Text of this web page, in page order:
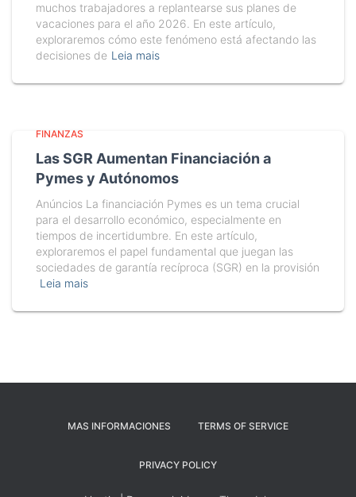
muchos trabajadores a replantearse sus planes de
vacaciones para el año 2026. En este artículo,
exploraremos cómo este fenómeno está afectando las
decisiones de Leia mais
FINANZAS
Las SGR Aumentan Financiación a
Pymes y Autónomos
Anúncios La financiación Pymes es un tema crucial
para el desarrollo económico, especialmente en
tiempos de incertidumbre. En este artículo,
exploraremos el papel fundamental que juegan las
sociedades de garantía recíproca (SGR) en la provisión
Leia mais
MAS INFORMACIONES TERMS OF SERVICE
PRIVACY POLICY